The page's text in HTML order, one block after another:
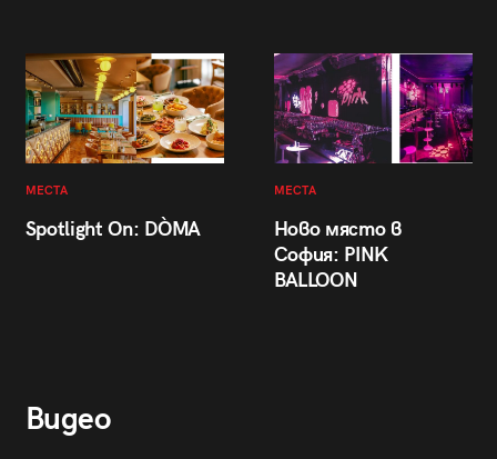
МЕСТА
Spotlight On: DÒMA
МЕСТА
Ново място в
София: PINK
BALLOON
Видео